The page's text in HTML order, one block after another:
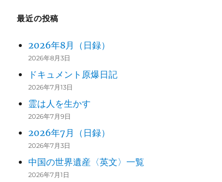
最近の投稿
2026年8月（日録）
2026年8月3日
ドキュメント原爆日記
2026年7月13日
霊は人を生かす
2026年7月9日
2026年7月（日録）
2026年7月3日
中国の世界遺産〈英文〉一覧
2026年7月1日